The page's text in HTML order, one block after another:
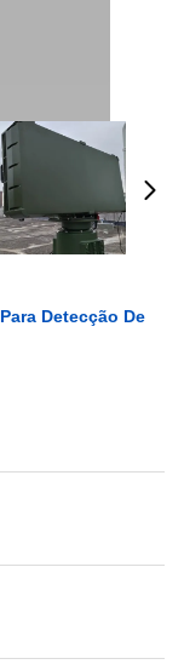
Detecção De